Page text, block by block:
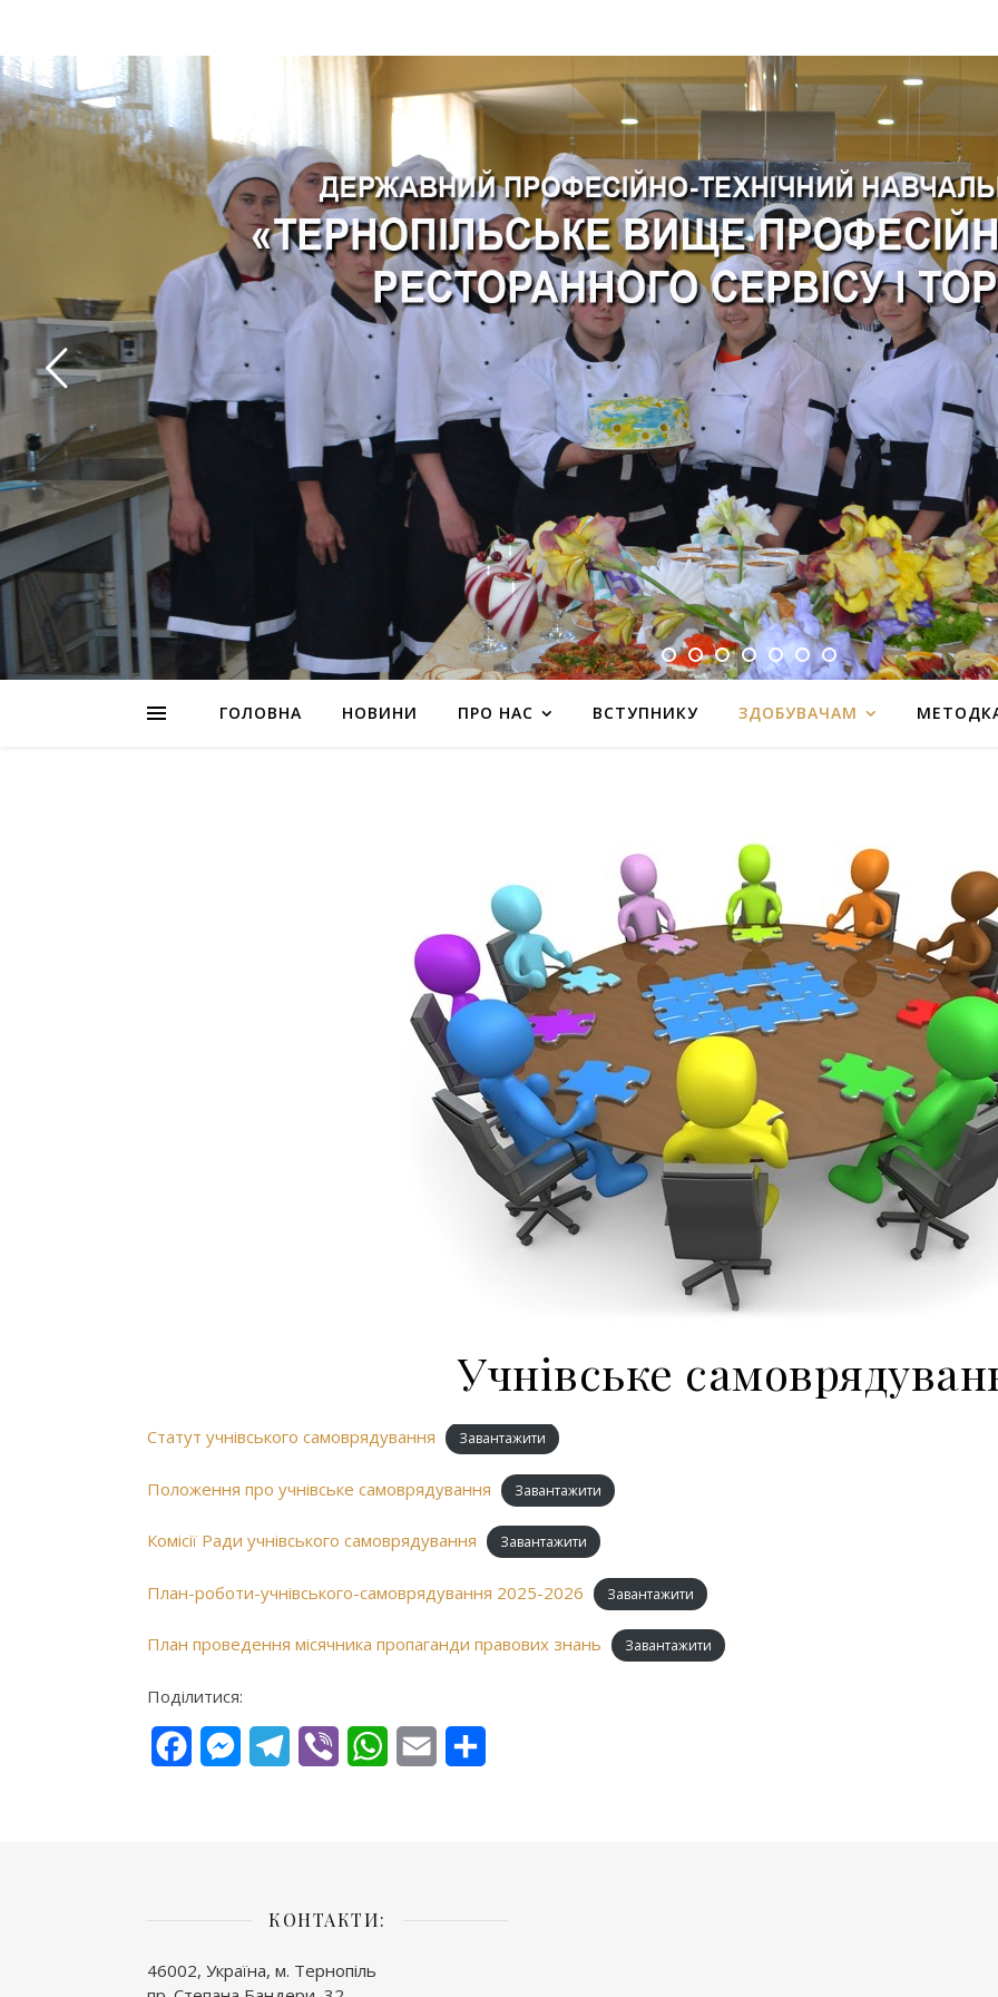
ГОЛОВНА НОВИНИ ПРО НАС ВСТУПНИКУ ЗДОБУВАЧАМ
Учнівське
Статут учнівського самоврядування Завантажити
Положення про учнівське самоврядування Завантажити
Комісії Ради учнівського самоврядування Завантажити
План-роботи-учнівського-самоврядування 2025-2026 Завантажити
План проведення місячника пропаганди правових знань Завантажити
Поділитися:
FacebookMessengerTelegram
Viber WhatsApp
Email
КОНТАКТИ:
46002, Україна, м. Тернопіль